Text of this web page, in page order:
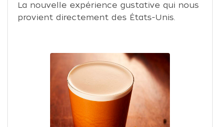
La nouvelle expérience gustative qui nous
provient directement des États-Unis.